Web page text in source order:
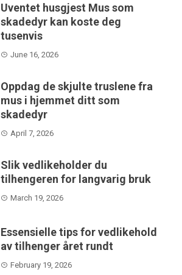
Uventet husgjest Mus som
skadedyr kan koste deg
tusenvis
June 16, 2026
Oppdag de skjulte truslene fra
mus i hjemmet ditt som
skadedyr
April 7, 2026
Slik vedlikeholder du
tilhengeren for langvarig bruk
March 19, 2026
Essensielle tips for vedlikehold
av tilhenger året rundt
February 19, 2026